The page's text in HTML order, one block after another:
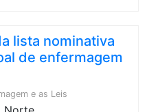
lista nominativa
de enfermagem
e as Leis